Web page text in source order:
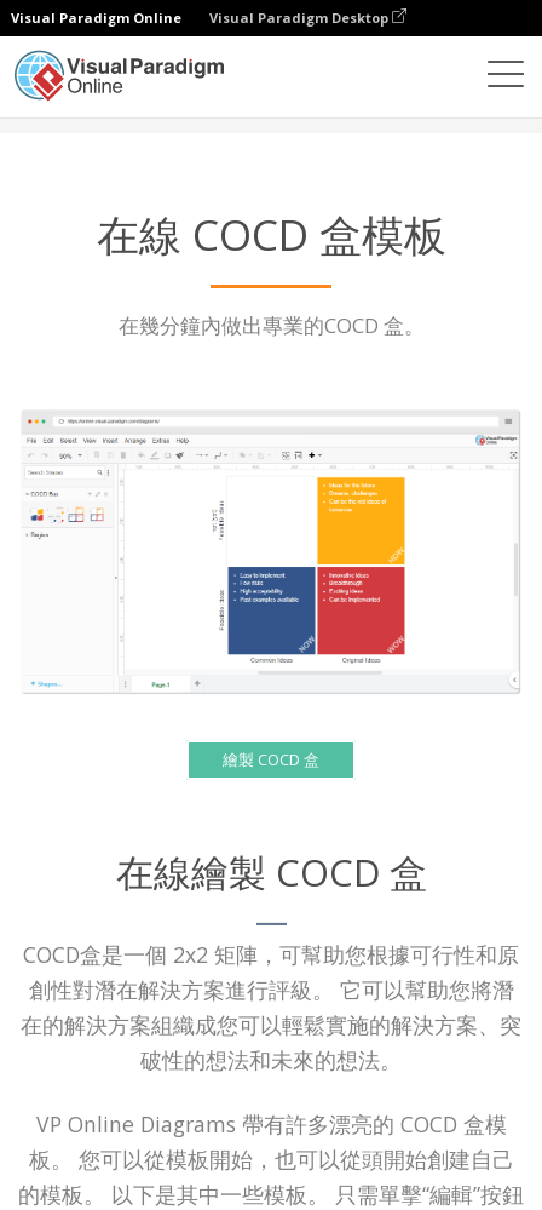
Visual Paradigm Online Visual Paradigm Desktop
在線 COCD 盒模板
在幾分鐘內做出專業的COCD 盒。
繪製 COCD 盒
在線繪製 COCD 盒
COCD盒是一個 2x2 矩陣，可幫助您根據可行性和原
創性對潛在解決方案進行評級。 它可以幫助您將潛
在的解決方案組織成您可以輕鬆實施的解決方案、突
破性的想法和未來的想法。
VP Online Diagrams 帶有許多漂亮的 COCD 盒模
板。 您可以從模板開始，也可以從頭開始創建自己
的模板。 以下是其中一些模板。 只需單擊“編輯”按鈕